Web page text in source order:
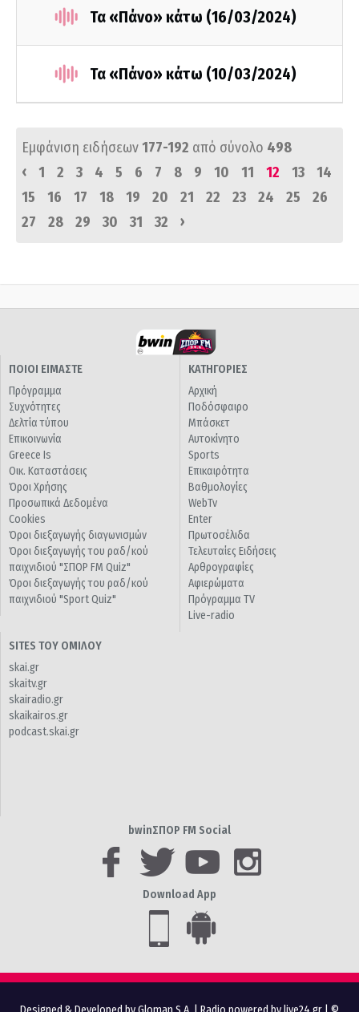
Τα «Πάνο» κάτω (16/03/2024)
Τα «Πάνο» κάτω (10/03/2024)
Εμφάνιση ειδήσεων177-192 από σύνολο 498
‹
1 2 3 4 5 6 7 8 9 10 11 12 13
14
15
16 17 18 19 20 21 22 23 24 25
26
27
28 29 30 31 32 ›
ΠΟΙΟΙ ΕΙΜΑΣΤΕ
Πρόγραμμα
Συχνότητες
Δελτία τύπου
Επικοινωνία
Greece Is
Οικ. Καταστάσεις
Όροι Χρήσης
Προσωπικά Δεδομένα
Cookies
Όροι διεξαγωγής διαγωνισμών
Όροι διεξαγωγής του ραδ/κού
παιχνιδιού "ΣΠΟΡ FM Quiz"
Όροι διεξαγωγής του ραδ/κού
παιχνιδιού "Sport Quiz"
ΚΑΤΗΓΟΡΙΕΣ
Αρχική
Ποδόσφαιρο
Μπάσκετ
Αυτοκίνητο
Sports
Επικαιρότητα
Βαθμολογίες
WebTv
Enter
Πρωτοσέλιδα
Τελευταίες Ειδήσεις
Αρθρογραφίες
Αφιερώματα
Πρόγραμμα TV
Live-radio
SITES ΤΟΥ ΟΜΙΛΟΥ
skai.gr
skaitv.gr
skairadio.gr
skaikairos.gr
podcast.skai.gr
bwinΣΠΟΡ FM Social
Download App